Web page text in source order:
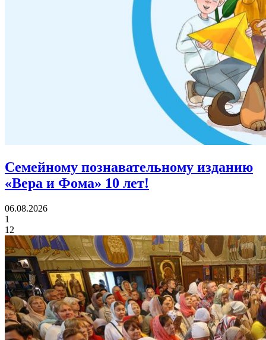
Семейному познавательному изданию
«Вера и Фома» 10 лет!
06.08.2026
1
12